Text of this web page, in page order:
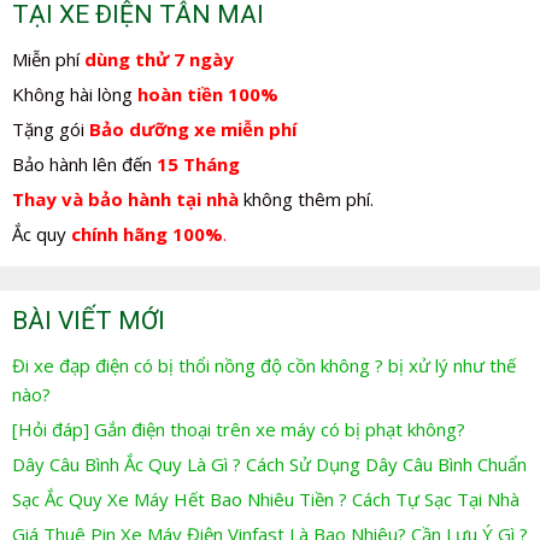
TẠI XE ĐIỆN TÂN MAI
Miễn phí dùng thử 7 ngày
Không hài lòng hoàn tiền 100%
Tặng gói Bảo dưỡng xe miễn phí
Bảo hành lên đến 15 Tháng
Thay và bảo hành tại nhà không thêm phí.
Ắc quy chính hãng 100%.
BÀI VIẾT MỚI
Đi xe đạp điện có bị thổi nồng độ cồn không ? bị xử lý như thế
nào?
[Hỏi đáp] Gắn điện thoại trên xe máy có bị phạt không?
Dây Câu Bình Ắc Quy Là Gì ? Cách Sử Dụng Dây Câu Bình Chuẩn
Sạc Ắc Quy Xe Máy Hết Bao Nhiêu Tiền ? Cách Tự Sạc Tại Nhà
Giá Thuê Pin Xe Máy Điện Vinfast Là Bao Nhiêu? Cần Lưu Ý Gì ?